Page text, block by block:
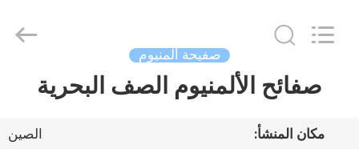
الصفحة
Management
Services
صفيحة ألمنيوم
صفائح الألمنيوم الصف البحرية
مكان المنشأ:
الصين